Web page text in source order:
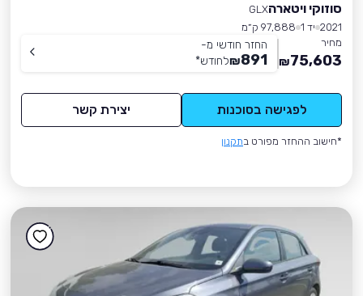
סוזוקי ויטארהGLX
2021 יד 1
97,888 ק״מ
מחיר
75,603
₪
החזר חודשי מ-
891
₪לחודש*
לפגישה בסוכנות יצירת קשר
*חישוב ההחזר מפורט בתקנון